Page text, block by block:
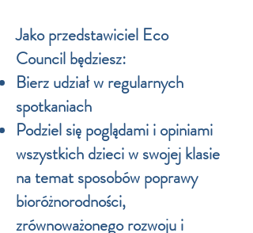
Jako przedstawiciel Eco
Council będziesz:
Bierz udział w regularnych
spotkaniach
Podziel się poglądami i opiniami
wszystkich dzieci w swojej klasie
na temat sposobów poprawy
bioróżnorodności,
zrównoważonego rozwoju i